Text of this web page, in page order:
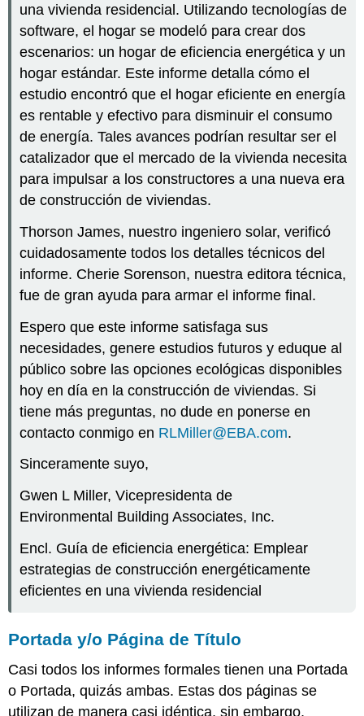
una vivienda residencial. Utilizando tecnologías de
software, el hogar se modeló para crear dos
escenarios: un hogar de eficiencia energética y un
hogar estándar. Este informe detalla cómo el
estudio encontró que el hogar eficiente en energía
es rentable y efectivo para disminuir el consumo
de energía. Tales avances podrían resultar ser el
catalizador que el mercado de la vivienda necesita
para impulsar a los constructores a una nueva era
de construcción de viviendas.
Thorson James, nuestro ingeniero solar, verificó
cuidadosamente todos los detalles técnicos del
informe. Cherie Sorenson, nuestra editora técnica,
fue de gran ayuda para armar el informe final.
Espero que este informe satisfaga sus
necesidades, genere estudios futuros y eduque al
público sobre las opciones ecológicas disponibles
hoy en día en la construcción de viviendas. Si
tiene más preguntas, no dude en ponerse en
contacto conmigo en RLMiller@EBA.com.
Sinceramente suyo,
Gwen L Miller, Vicepresidenta de
Environmental Building Associates, Inc.
Encl. Guía de eficiencia energética: Emplear
estrategias de construcción energéticamente
eficientes en una vivienda residencial
Portada y/o Página de Título
Casi todos los informes formales tienen una Portada
o Portada, quizás ambas. Estas dos páginas se
utilizan de manera casi idéntica, sin embargo,